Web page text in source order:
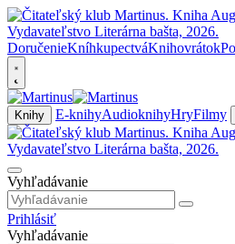
DoručenieKníhkupectváKnihovrátok
Knihy E-knihyAudioknihyHryFilmy
Vyhľadávanie
Prihlásiť
Vyhľadávanie